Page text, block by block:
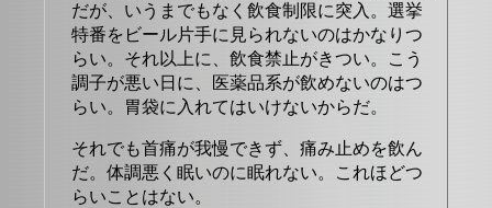
だが、いうまでもなく飲食制限に突入。選挙
特番をビール片手に見られないのはかなりつ
らい。それ以上に、飲食禁止がきつい。こう
調子が悪い日に、医薬品系が飲めないのはつ
らい。胃袋に入れてはいけないからだ。
それでも首痛が我慢できず、痛み止めを飲ん
だ。体調悪く眠いのに眠れない。これほどつ
らいことはない。